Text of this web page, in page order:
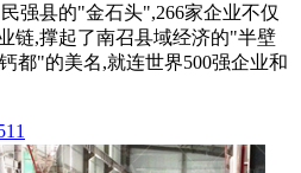
强县的"金石头",266家企业不仅
链,撑起了南召县域经济的"半壁
都"的美名,就连世界500强企业和